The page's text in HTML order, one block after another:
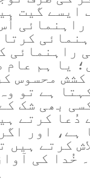
ایسے گیت
راہنمائی
راہنمائی
یا ہم عام
کشش محسوس
ہے تو
بھی شک
دُعا کرتے
ہے، اور
کرتے ہیں
خُدا کی